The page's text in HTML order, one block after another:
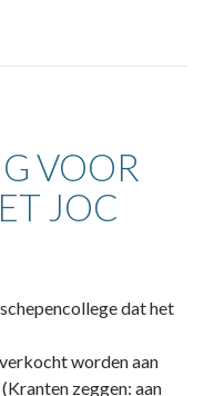
VOOR
JOC
dat het
worden aan
zeggen: aan